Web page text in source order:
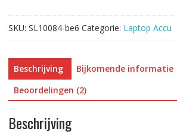
SKU: SL10084-be6 Categorie: Laptop Accu
Beschrijving
Bijkomende informatie
Beoordelingen (2)
Beschrijving